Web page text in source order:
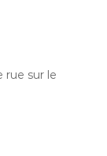
rue sur le